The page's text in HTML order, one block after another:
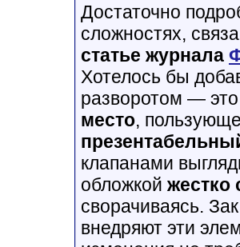
Достаточно
сложностях,
статье журнала
Хотелось бы
разворотом —
место,
клапанами
обложкой жестко
сворачиваясь.
внедряют эти